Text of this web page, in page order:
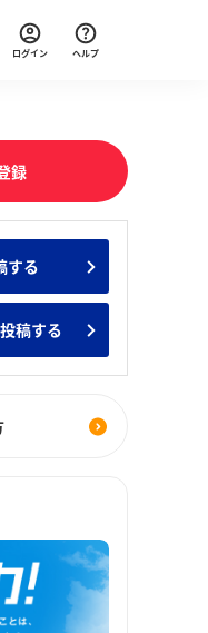
ンターン人気企業ランキ
ント一覧
ログイン ヘルプ
録
する
稿する